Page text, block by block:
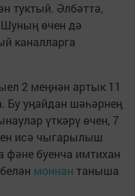
туктый. Әлбәттә,
өчен дә
каналларга
2 меңнән артык 11
уңайдан шәһәрнең
үткәрү өчен, 7
исә чыгарылыш
буенча имтихан
моннан таныша